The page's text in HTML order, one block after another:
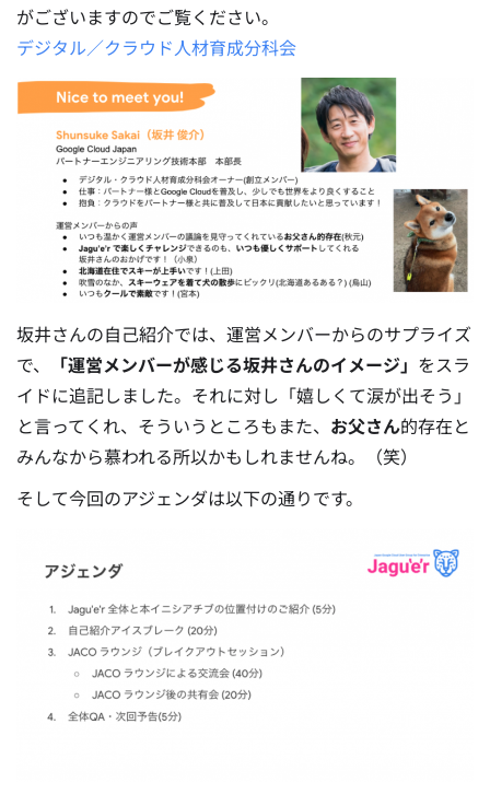
がございますのでご覧ください。
デジタル／クラウド人材育成分科会
坂井さんの自己紹介では、運営メンバーからのサプライズ
で、
「運営メンバーが感じる坂井さんのイメージ」 をスラ
イドに追記しました。それに対し「嬉しくて涙が出そう」
と言ってくれ、そういうところもまた、 お父さん的存在と
みんなから慕われる所以かもしれませんね。（笑）
そして今回のアジェンダは以下の通りです。